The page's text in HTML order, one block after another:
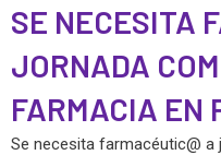
SE NECESITA
JORNADA
FARMACIA EN
Se necesita farmacéutic@